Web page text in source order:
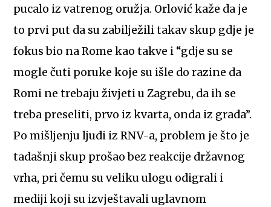
pucalo iz vatrenog oružja. Orlović kaže da je
to prvi put da su zabilježili takav skup gdje je
fokus bio na Rome kao takve i “gdje su se
mogle čuti poruke koje su išle do razine da
Romi ne trebaju živjeti u Zagrebu, da ih se
treba preseliti, prvo iz kvarta, onda iz grada”.
Po mišljenju ljudi iz RNV-a, problem je što je
tadašnji skup prošao bez reakcije državnog
vrha, pri čemu su veliku ulogu odigrali i
mediji koji su izvještavali uglavnom